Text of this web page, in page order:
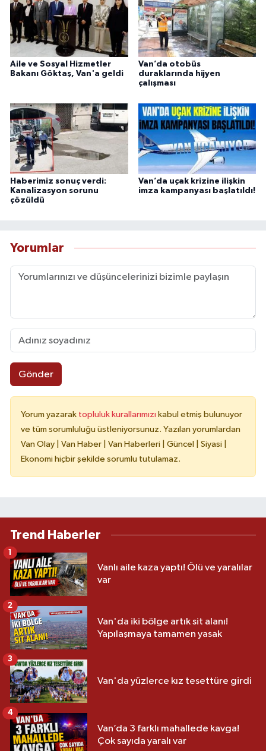
Aile ve Sosyal Hizmetler
Bakanı Göktaş, Van'a geldi
Van’da otobüs
duraklarında hijyen
çalışması
Haberimiz sonuç verdi:
Kanalizasyon sorunu
çözüldü
Van’da uçak krizine ilişkin
imza kampanyası başlatıldı!
Yorumlar
Gönder
Yorum yazarak topluluk kurallarımızı kabul etmiş bulunuyor
ve tüm sorumluluğu üstleniyorsunuz. Yazılan yorumlardan
Van Olay | Van Haber | Van Haberleri | Güncel | Siyasi |
Ekonomi hiçbir şekilde sorumlu tutulamaz.
Trend Haberler
Vanlı aile kaza yaptı! Ölü ve yaralılar
var
1
Van'da iki bölge artık sit alanı!
Yapılaşmaya tamamen yasak
2
Van'da yüzlerce kız tesettüre girdi
3
Van’da 3 farklı mahallede kavga!
Çok sayıda yaralı var
4